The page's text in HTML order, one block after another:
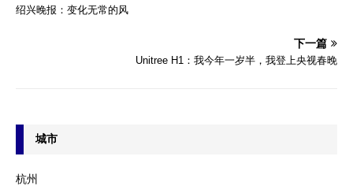
绍兴晚报：变化无常的风
下一篇
Unitree H1：我今年一岁半，我登上央视春晚
城市
杭州